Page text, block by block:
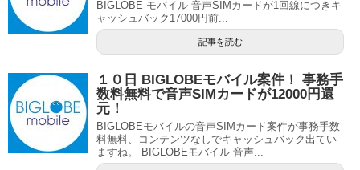
BIGLOBE モバイル 音声SIMカードが1回線につきキ
ャッシュバック17000円前...
記事を読む
１０日 BIGLOBEモバイル案件！ 事務手
数料無料で音声SIMカードが12000円還
元！
BIGLOBEモバイルの音声SIMカード案件が事務手数
料無料、コンテンツなしでキャッシュバック出てい
ますね。 BIGLOBEモバイル 音声...